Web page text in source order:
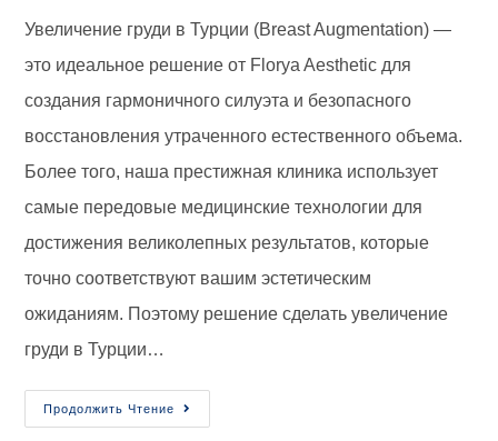
Увеличение груди в Турции (Breast Augmentation) —
это идеальное решение от Florya Aesthetic для
создания гармоничного силуэта и безопасного
восстановления утраченного естественного объема.
Более того, наша престижная клиника использует
самые передовые медицинские технологии для
достижения великолепных результатов, которые
точно соответствуют вашим эстетическим
ожиданиям. Поэтому решение сделать увеличение
груди в Турции…
Продолжить Чтение